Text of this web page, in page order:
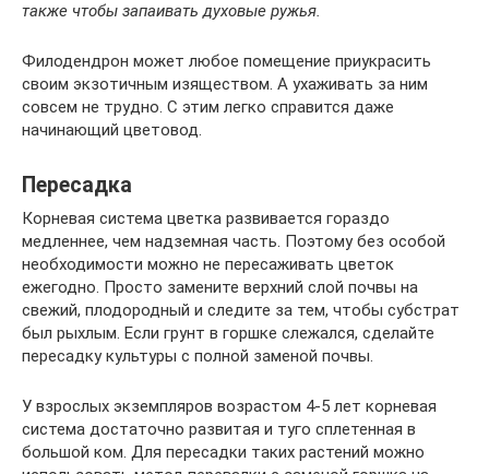
также чтобы запаивать духовые ружья.
Филодендрон может любое помещение приукрасить
своим экзотичным изяществом. А ухаживать за ним
совсем не трудно. С этим легко справится даже
начинающий цветовод.
Пересадка
Корневая система цветка развивается гораздо
медленнее, чем надземная часть. Поэтому без особой
необходимости можно не пересаживать цветок
ежегодно. Просто замените верхний слой почвы на
свежий, плодородный и следите за тем, чтобы субстрат
был рыхлым. Если грунт в горшке слежался, сделайте
пересадку культуры с полной заменой почвы.
У взрослых экземпляров возрастом 4-5 лет корневая
система достаточно развитая и туго сплетенная в
большой ком. Для пересадки таких растений можно